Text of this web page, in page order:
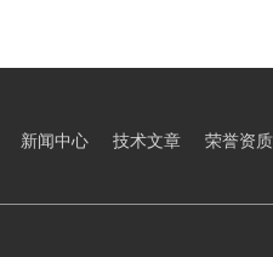
新闻中心 技术文章 荣誉资质